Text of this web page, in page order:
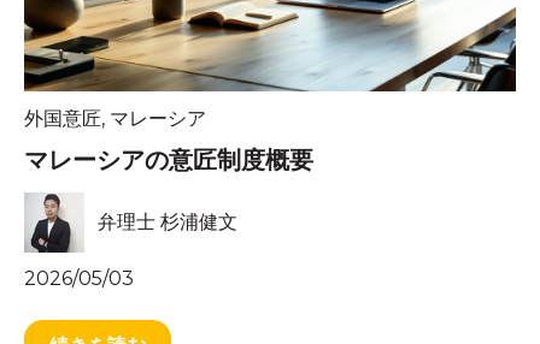
外国意匠, マレーシア
マレーシアの意匠制度概要
弁理士 杉浦健文
2026/05/03